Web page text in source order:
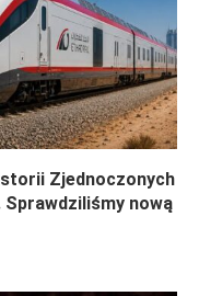
Zjednoczonych
nową